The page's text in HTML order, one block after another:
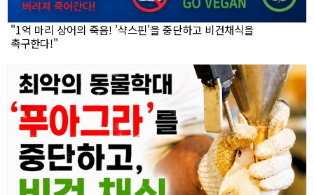
"1억 마리 상어의 죽음! '샥스핀'을 중단하고 비건채식을
촉구한다!"